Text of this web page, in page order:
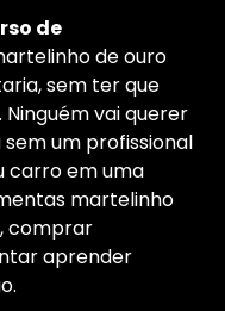
de
de ouro
sem ter que
Ninguém vai querer
um profissional
carro em uma
martelinho
comprar
aprender